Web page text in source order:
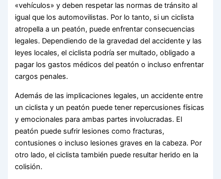
«vehículos» y deben respetar las normas de tránsito al
igual que los automovilistas. Por lo tanto, si un ciclista
atropella a un peatón, puede enfrentar consecuencias
legales. Dependiendo de la gravedad del accidente y las
leyes locales, el ciclista podría ser multado, obligado a
pagar los gastos médicos del peatón o incluso enfrentar
cargos penales.
Además de las implicaciones legales, un accidente entre
un ciclista y un peatón puede tener repercusiones físicas
y emocionales para ambas partes involucradas. El
peatón puede sufrir lesiones como fracturas,
contusiones o incluso lesiones graves en la cabeza. Por
otro lado, el ciclista también puede resultar herido en la
colisión.